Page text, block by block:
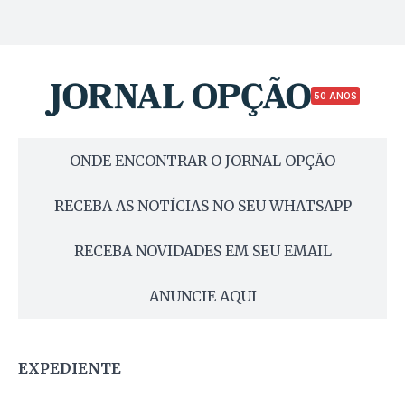
50 ANOS
ONDE ENCONTRAR O JORNAL OPÇÃO
RECEBA AS NOTÍCIAS NO SEU WHATSAPP
RECEBA NOVIDADES EM SEU EMAIL
ANUNCIE AQUI
EXPEDIENTE